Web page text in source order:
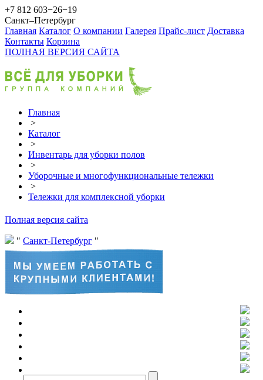
+7 812 603−26−19
Санкт–Петербург
Главная Каталог О компании Галерея Прайс-лист Доставка
Контакты Корзина
ПОЛНАЯ ВЕРСИЯ САЙТА
Главная
>
Каталог
>
Инвентарь для уборки полов
>
Уборочные и многофункциональные тележки
>
Тележки для комплексной уборки
Полная версия сайта
Санкт-Петербург